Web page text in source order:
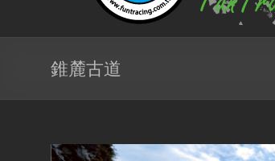
ッ
戶
外
團
北
錐麓古道